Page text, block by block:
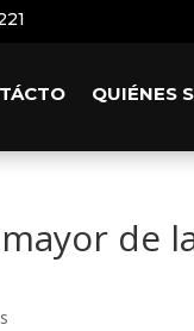
QUIÉNES
de